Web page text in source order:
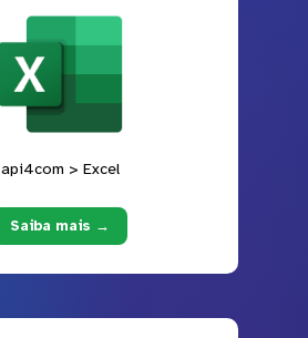
api4com > Excel
Saiba mais →